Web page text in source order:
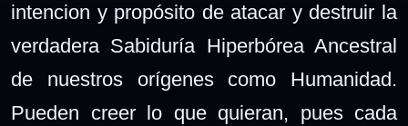
intencion y propósito de atacar y destruir la
verdadera Sabiduría Hiperbórea Ancestral
de nuestros orígenes como Humanidad.
Pueden creer lo que quieran, pues cada